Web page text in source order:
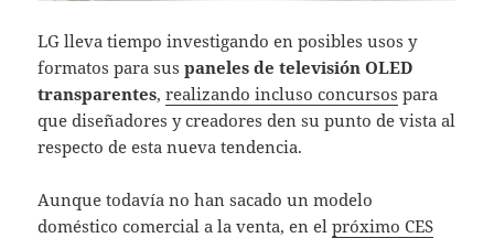
LG lleva tiempo investigando en posibles usos y
formatos para suspaneles de televisión OLED
transparentes,realizando incluso concursos para
que diseñadores y creadores den su punto de vista al
respecto de esta nueva tendencia.
Aunque todavía no han sacado un modelo
doméstico comercial a la venta, en elpróximo CES